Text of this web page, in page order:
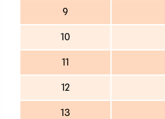
9
10
11
12
13